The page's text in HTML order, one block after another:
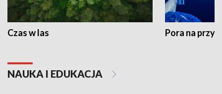
Czas w las Pora na
NAUKA I EDUKACJA